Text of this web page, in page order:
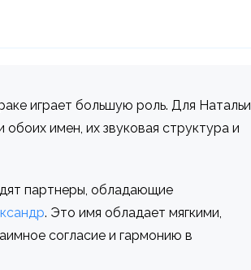
играет большую роль. Для Натальи
имен, их звуковая структура и
партнеры, обладающие
. Это имя обладает мягкими,
согласие и гармонию в